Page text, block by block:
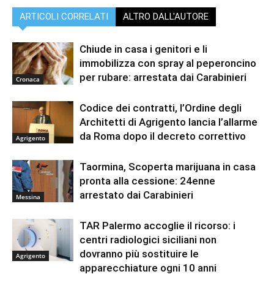
ARTICOLI CORRELATI ALTRO DALL'AUTORE
Cronaca
Chiude in casa i genitori e li
immobilizza con spray al peperoncino
per rubare: arrestata dai Carabinieri
Agrigento
Codice dei contratti, l’Ordine degli
Architetti di Agrigento lancia l’allarme
da Roma dopo il decreto correttivo
Messina
Taormina, Scoperta marijuana in casa
pronta alla cessione: 24enne
arrestato dai Carabinieri
Agrigento
TAR Palermo accoglie il ricorso: i
centri radiologici siciliani non
dovranno più sostituire le
apparecchiature ogni 10 anni